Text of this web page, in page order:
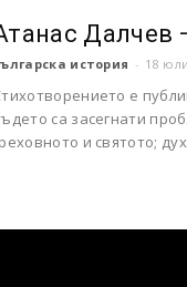
Далчев
история - 18
е
са засегнати
и святото;